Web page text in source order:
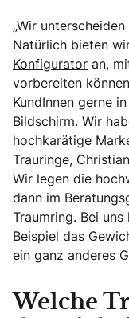
„Wir
Natürlich bieten
Konfigurator an,
vorbereiten
KundInnen gerne
Bildschirm. Wir
hochkarätige
Trauringe,
Wir legen die
dann im
Traumring. Bei
Beispiel das
ein ganz anderes
Welche